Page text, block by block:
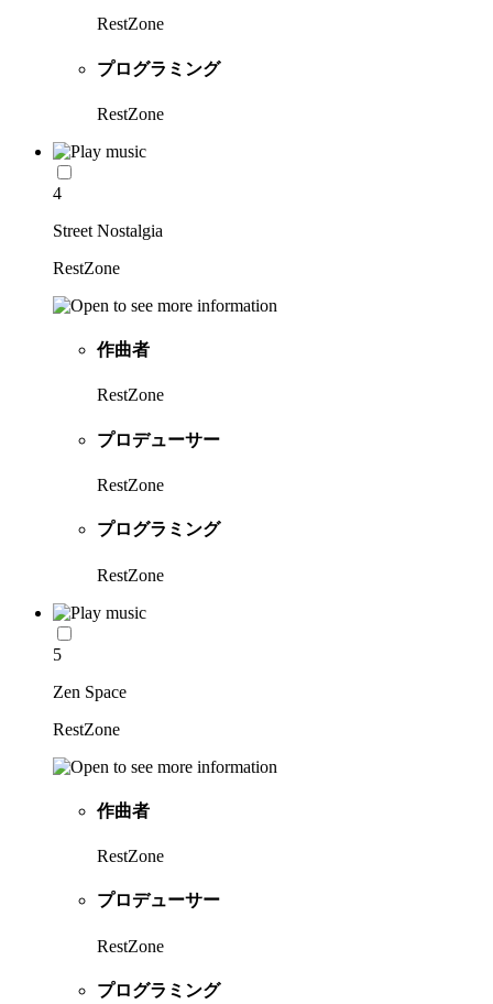
RestZone
プログラミング
RestZone
4
Street Nostalgia
RestZone
作曲者
RestZone
プロデューサー
RestZone
プログラミング
RestZone
5
Zen Space
RestZone
作曲者
RestZone
プロデューサー
RestZone
プログラミング